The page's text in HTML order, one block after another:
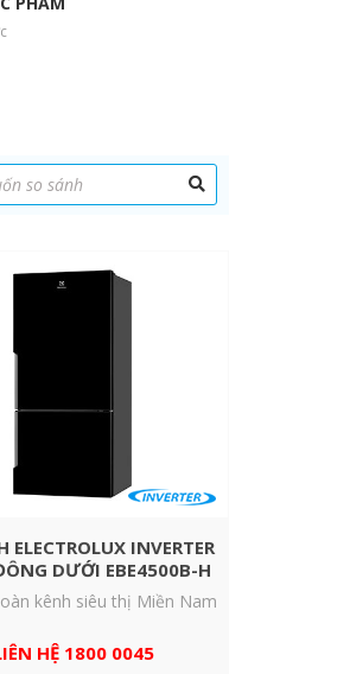
ELECTROLUX INVERTER
DƯỚI EBE4500B-H
kênh siêu thị Miền Nam
HỆ 1800 0045